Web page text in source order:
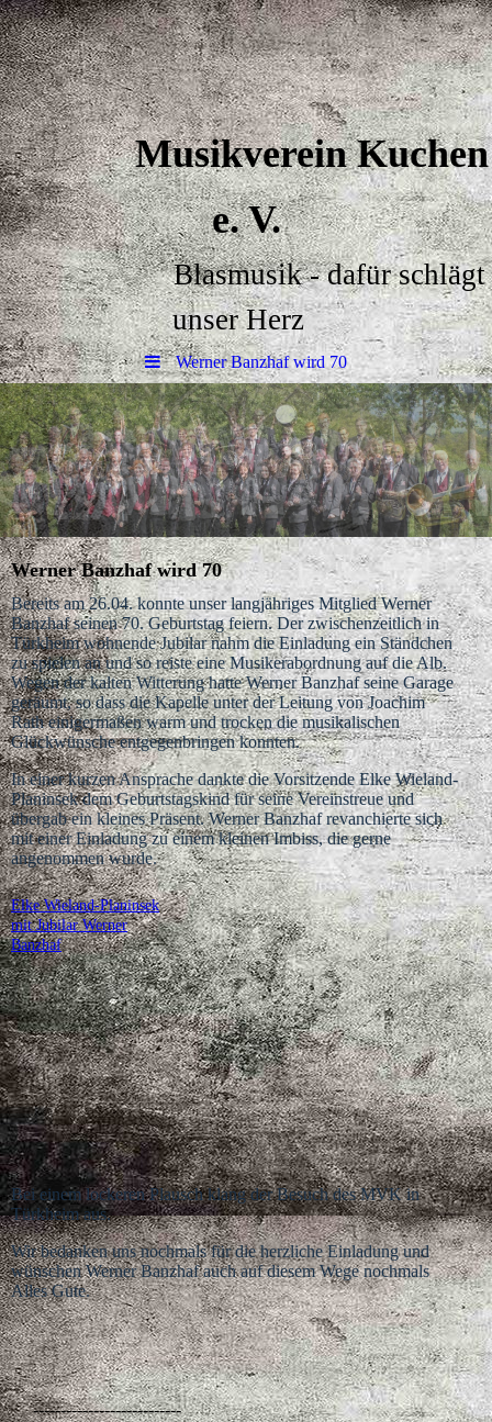
Musikverein Kuchen
e. V.
Blasmusik - dafür schlägt
unser Herz
Werner Banzhaf wird 70
Werner Banzhaf wird 70
Bereits am 26.04. konnte unser langjähriges Mitglied Werner
Banzhaf seinen 70. Geburtstag feiern. Der zwischenzeitlich in
Türkheim wohnende Jubilar nahm die Einladung ein Ständchen
zu spielen an und so reiste eine Musikerabordnung auf die Alb.
Wegen der kalten Witterung hatte Werner Banzhaf seine Garage
geräumt, so dass die Kapelle unter der Leitung von Joachim
Rath einigermaßen warm und trocken die musikalischen
Glückwünsche entgegenbringen konnten.
In einer kurzen Ansprache dankte die Vorsitzende Elke Wieland-
Planinsek dem Geburtstagskind für seine Vereinstreue und
übergab ein kleines Präsent. Werner Banzhaf revanchierte sich
mit einer Einladung zu einem kleinen Imbiss, die gerne
angenommen wurde.
Elke Wieland-Planinsek
mit Jubilar Werner
Banzhaf
Bei einem lockeren Plausch klang der Besuch des MVK in
Türkheim aus.
Wir bedanken uns nochmals für die herzliche Einladung und
wünschen Werner Banzhaf auch auf diesem Wege nochmals
Alles Gute.
---------------------------